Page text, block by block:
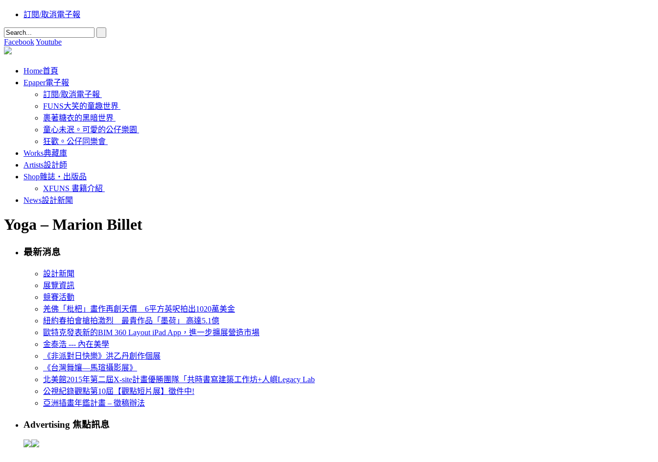
訂閱/取消電子報
FacebookYoutube
Home首頁
Epaper電子報
訂閱/取消電子報
FUNS大笑的童趣世界
裹著糖衣的黑暗世界
童心未泯。可愛的公仔樂園
狂歡。公仔同樂會
Works典藏庫
Artists設計師
Shop雜誌‧出版品
XFUNS 書籍介紹
News設計新聞
Yoga – Marion Billet
最新消息
設計新聞
展覽資訊
競賽活動
羌佛「枇杷」畫作再創天價 6平方英呎拍出1020萬美金
紐約春拍會搶拍激烈 最貴作品「墨荷」 高達5.1億
歐特克發表新的BIM 360 Layout iPad App，進一步擴展營造市場
金泰浩 --- 內在美學
《非派對日快樂》洪乙丹創作個展
《台灣舞孃—馬瑄攝影展》
北美館2015年第二屆X-site計畫優勝團隊「共時書寫建築工作坊+人嶼Legacy Lab
公視紀錄觀點第10屆【觀點短片展】徵件中!
亞洲插畫年鑑計畫 – 徵稿辦法
Advertising 焦點訊息